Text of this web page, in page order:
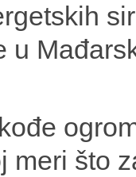
u
meri što